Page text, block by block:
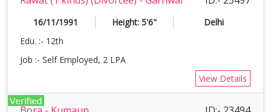
16/11/1991 Height: 5'6"
Delhi
Edu. :- 12th
Job :- Self Employed, 2 LPA
View Details